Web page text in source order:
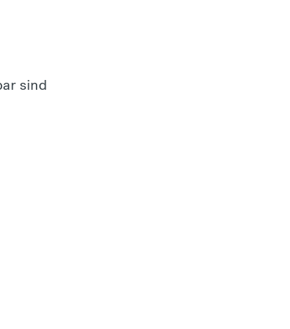
sind